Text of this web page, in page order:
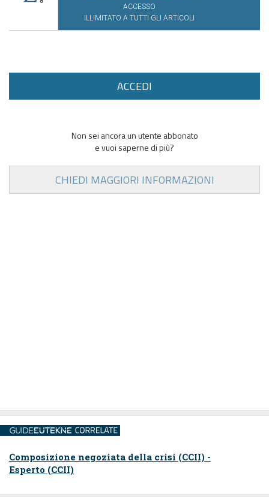
ACCESSO
ILLIMITATO A TUTTI GLI ARTICOLI
ACCEDI
Non sei ancora un utente abbonato
e vuoi saperne di più?
CHIEDI MAGGIORI INFORMAZIONI
Composizione negoziata della crisi (CCII) -
Esperto (CCII)